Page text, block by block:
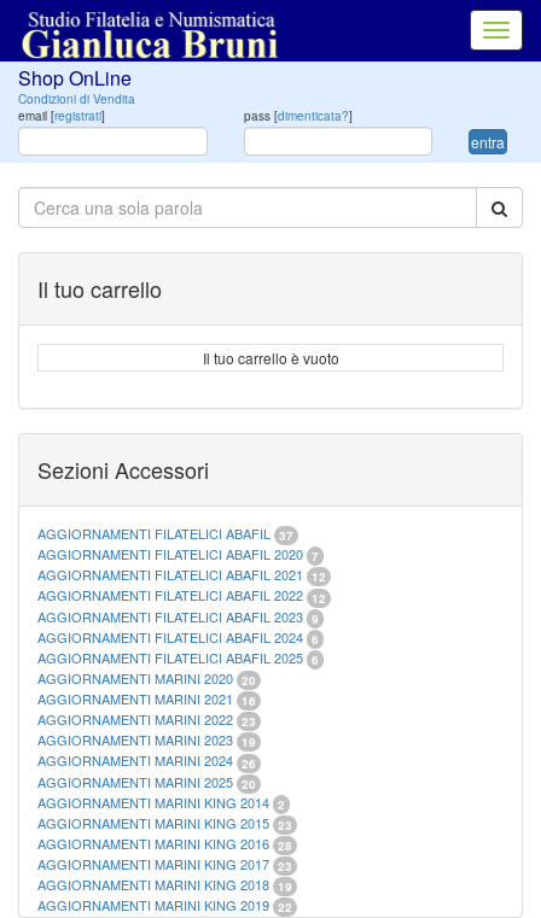
Shop OnLine
Condizioni di Vendita
email [registrati] pass [dimenticata?]
entra
Il tuo carrello
Il tuo carrello è vuoto
Sezioni Accessori
AGGIORNAMENTI FILATELICI ABAFIL 37
AGGIORNAMENTI FILATELICI ABAFIL 2020 7
AGGIORNAMENTI FILATELICI ABAFIL 2021 12
AGGIORNAMENTI FILATELICI ABAFIL 2022 12
AGGIORNAMENTI FILATELICI ABAFIL 2023 9
AGGIORNAMENTI FILATELICI ABAFIL 2024 6
AGGIORNAMENTI FILATELICI ABAFIL 2025 6
AGGIORNAMENTI MARINI 2020 20
AGGIORNAMENTI MARINI 2021 16
AGGIORNAMENTI MARINI 2022 23
AGGIORNAMENTI MARINI 2023 19
AGGIORNAMENTI MARINI 2024 26
AGGIORNAMENTI MARINI 2025 20
AGGIORNAMENTI MARINI KING 2014 2
AGGIORNAMENTI MARINI KING 2015 23
AGGIORNAMENTI MARINI KING 2016 28
AGGIORNAMENTI MARINI KING 2017 23
AGGIORNAMENTI MARINI KING 2018 19
AGGIORNAMENTI MARINI KING 2019 22